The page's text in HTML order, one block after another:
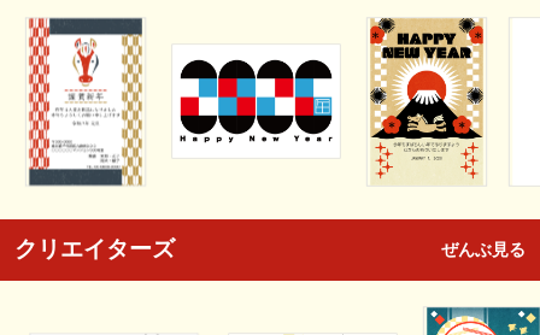
クリエイターズ ぜんぶ見る